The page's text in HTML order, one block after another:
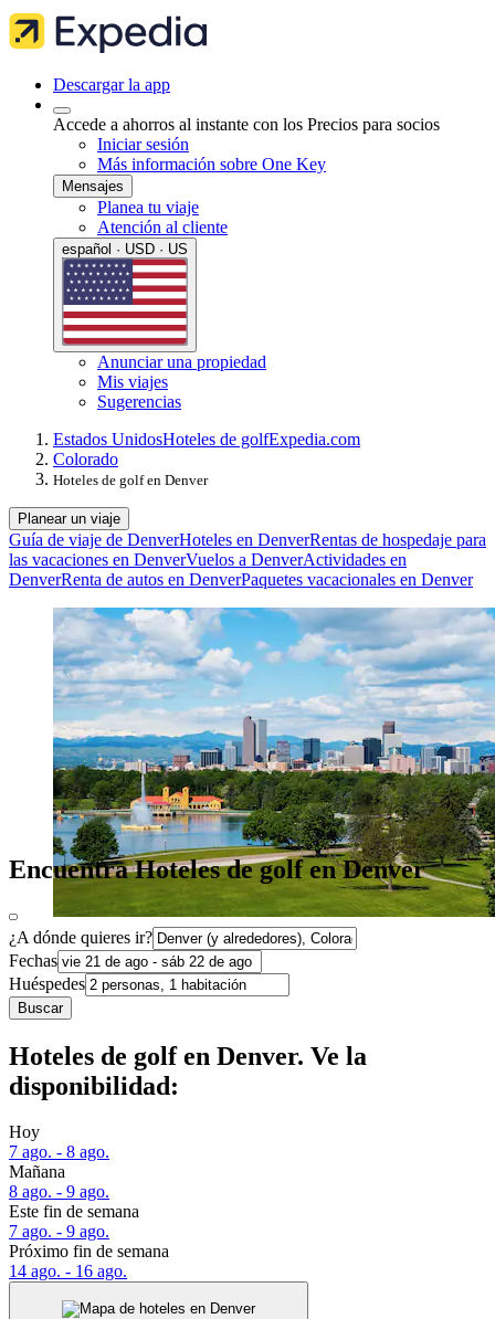
Descargar la app
Accede a ahorros al instante con los Precios para socios
Iniciar sesión
Más información sobre One Key
Mensajes
Planea tu viaje
Atención al cliente
español · USD · US
Anunciar una propiedad
Mis viajes
Sugerencias
Estados UnidosHoteles de golfExpedia.com
Colorado
Hoteles de golf en Denver
Planear un viaje
Guía de viaje de DenverHoteles en DenverRentas de hospedaje para
las vacaciones en DenverVuelos a DenverActividades en
DenverRenta de autos en DenverPaquetes vacacionales en Denver
Encuentra Hoteles de golf en Denver
¿A dónde quieres ir?
Fechas
Huéspedes
Buscar
Hoteles de golf en Denver. Ve la
disponibilidad:
Hoy
7 ago. - 8 ago.
Mañana
8 ago. - 9 ago.
Este fin de semana
7 ago. - 9 ago.
Próximo fin de semana
14 ago. - 16 ago.